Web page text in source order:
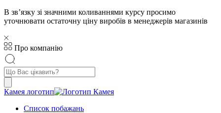
В звʼязку зі значними коливаннями курсу просимо
уточнювати остаточну ціну виробів в менеджерів магазинів
Про компанію
Пошук
товарів
Камея логотип
Список побажань